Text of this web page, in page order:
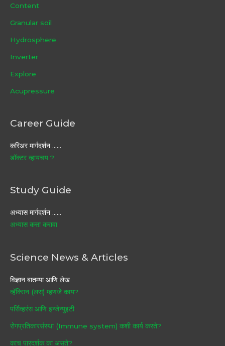
Content
Granular soil
Hydrosphere
Inverter
Explore
Acupressure
Career Guide
करिअर मार्गदर्शन ……
डॉक्टर व्हायचय ?
Study Guide
अभ्यास मार्गदर्शन ……
अभ्यास कसा करावा
Science News & Articles
विज्ञान बातम्या आणि लेख
व्हॅक्सिन (लस) म्हणजे काय?
पर्सिव्हरंस आणि इन्जेन्युइटी
रोगप्रतिकारसंस्था (Immune system) कशी कार्य करते?
काच पारदर्शक का असते?